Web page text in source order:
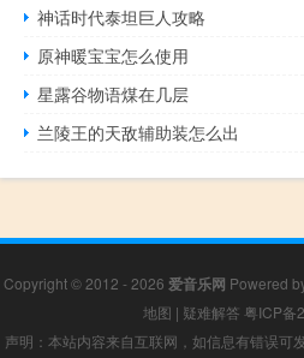
神话时代泰坦巨人攻略
原神暖宝宝怎么使用
星露谷物语煤在几层
兰陵王的天敌辅助装怎么出
Copyright © 2012 - 2026 爱音乐网 Powered
地图 | 疑难解答 粤ICP备
声明：本站内容来自互联网，如信息有错误可